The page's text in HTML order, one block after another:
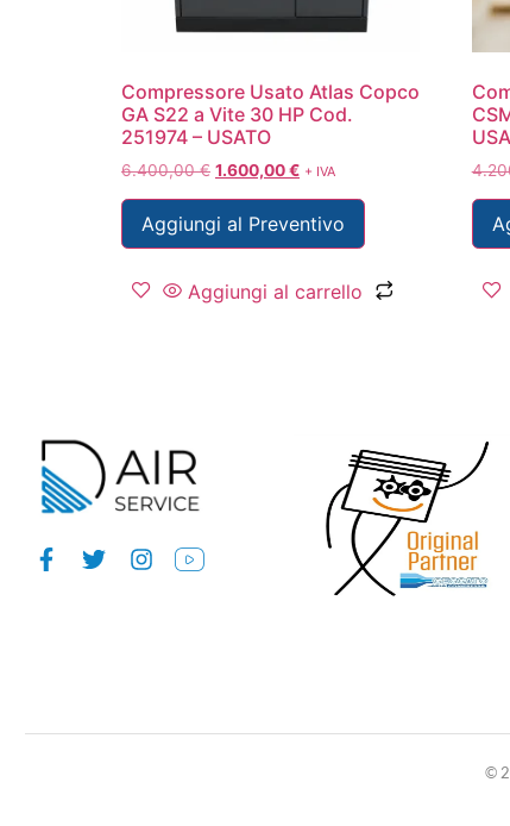
Compressore Usato Atlas Copco
GA S22 a Vite 30 HP Cod.
251974 – USATO
6.400,00€ 1.600,00€ + IVA
Aggiungi al Preventivo
Aggiungi al carrello
©